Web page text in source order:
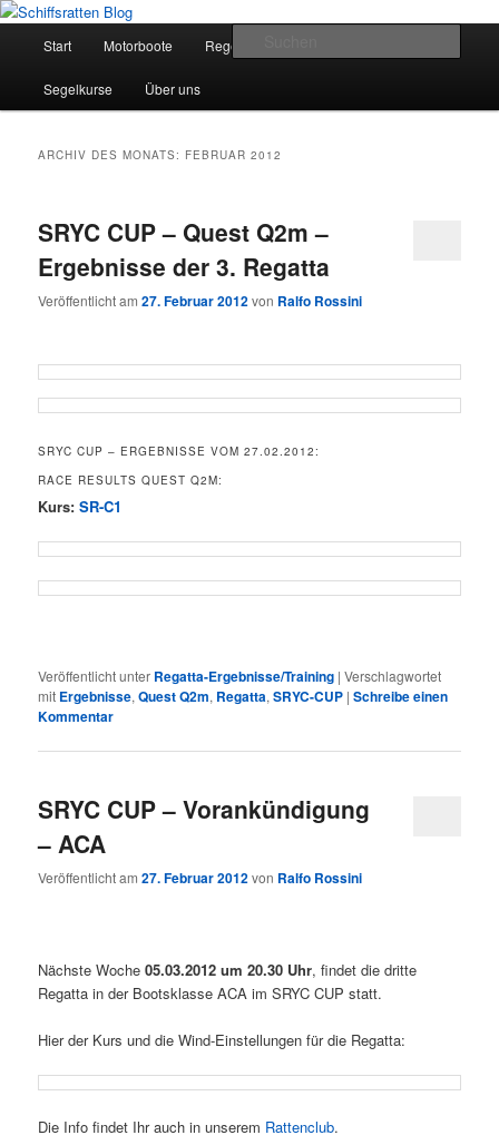
Zum
springen
Zum
springenSchiffsratten Blog
Segelsport in Second Life
Start Motorboote Regelkunde
Segelkurse Über uns
ARCHIV DES MONATS: FEBRUAR 2012
SRYC CUP – Quest Q2m –
Ergebnisse der 3. Regatta
Veröffentlicht am27. Februar 2012von Ralfo Rossini
SRYC CUP – ERGEBNISSE VOM 27.02.2012:
RACE RESULTS QUEST Q2M:
Kurs:SR-C1
Veröffentlicht unter Regatta-Ergebnisse/Training |Verschlagwortet
mit Ergebnisse,Quest Q2m, Regatta,SRYC-CUP |Schreibe einen
Kommentar
SRYC CUP – Vorankündigung
– ACA
Veröffentlicht am27. Februar 2012von Ralfo Rossini
Nächste Woche05.03.2012 um 20.30 Uhr, findet die dritte
Regatta in der Bootsklasse ACA im SRYC CUP statt.
Hier der Kurs und die Wind-Einstellungen für die Regatta:
Die Info findet Ihr auch in unserem Rattenclub.